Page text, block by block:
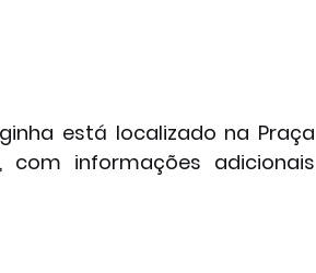
está localizado na Praça
com informações adicionais